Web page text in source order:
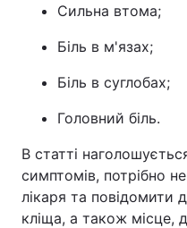
Сильна втома;
Біль в м'язах;
Біль в суглобах;
Головний біль.
В статті
симптомів, потрібно
лікаря та повідомити
кліща, а також місце,